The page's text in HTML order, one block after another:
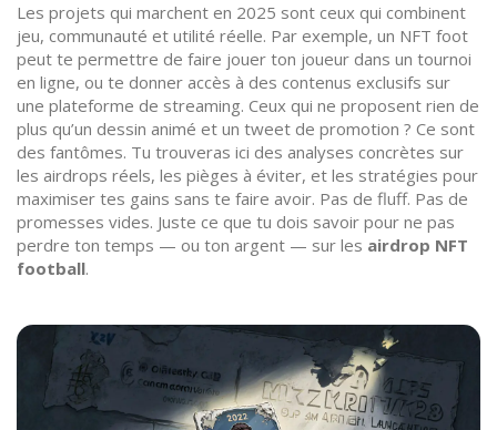
Les projets qui marchent en 2025 sont ceux qui combinent
jeu, communauté et utilité réelle. Par exemple, un NFT foot
peut te permettre de faire jouer ton joueur dans un tournoi
en ligne, ou te donner accès à des contenus exclusifs sur
une plateforme de streaming. Ceux qui ne proposent rien de
plus qu’un dessin animé et un tweet de promotion ? Ce sont
des fantômes. Tu trouveras ici des analyses concrètes sur
les airdrops réels, les pièges à éviter, et les stratégies pour
maximiser tes gains sans te faire avoir. Pas de fluff. Pas de
promesses vides. Juste ce que tu dois savoir pour ne pas
perdre ton temps — ou ton argent — sur les airdrop NFT
football.